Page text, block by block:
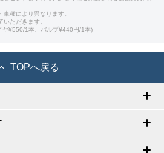
車種により異なります。
ただきます。
¥550/1本、バルブ¥440円/1本)
TOPへ戻る